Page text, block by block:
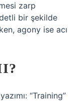
zarp
bir şekilde
agony ise acı
“Training”